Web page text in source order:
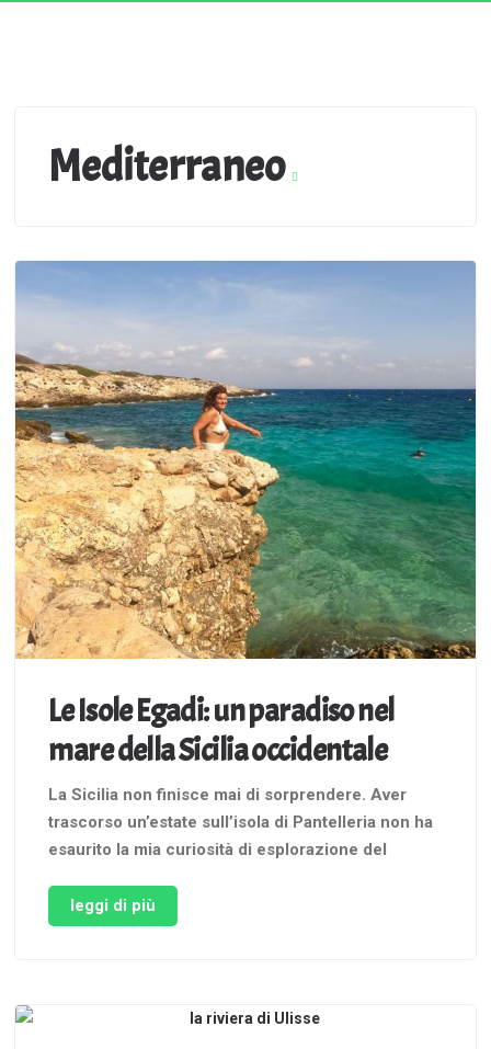
Mediterraneo
Le Isole Egadi: un paradiso nel
mare della Sicilia occidentale
La Sicilia non finisce mai di sorprendere. Aver
trascorso un’estate sull’isola di Pantelleria non ha
esaurito la mia curiosità di esplorazione del
venire più voglia di scoprirne le molteplici
sfaccettature. Non potevo, dunque, far passare
leggi di più